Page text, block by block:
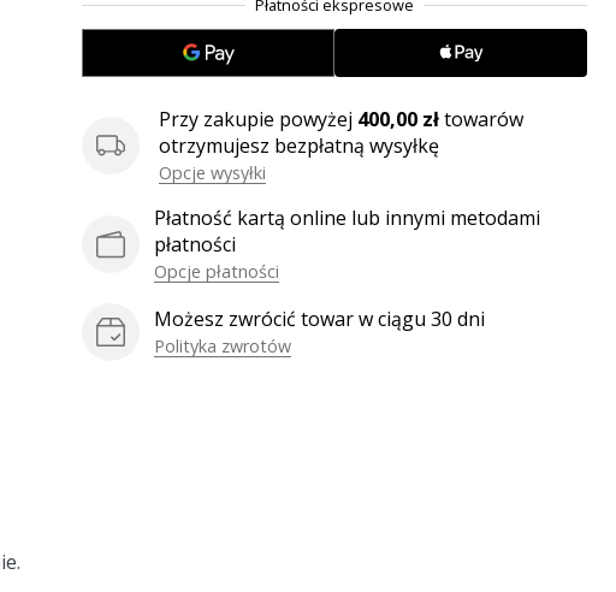
Przy zakupie powyżej 400,00 złtowarów
otrzymujesz bezpłatną wysyłkę
Opcje wysyłki
Płatność kartą online lub innymi metodami
płatności
Opcje płatności
Możesz zwrócić towar w ciągu 30 dni
Polityka zwrotów